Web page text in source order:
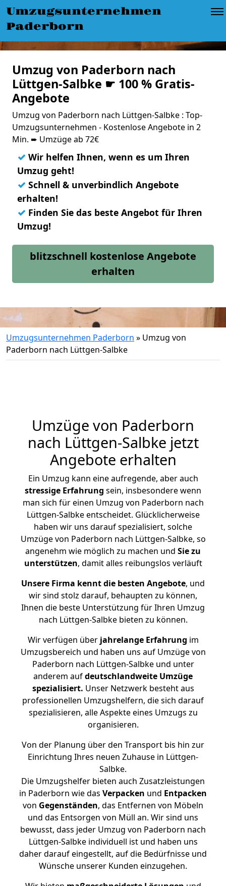
Umzugsunternehmen
Paderborn
Umzug von Paderborn nach
Lüttgen-Salbke ☛ 100 % Gratis-
Angebote
Umzug von Paderborn nach Lüttgen-Salbke : Top-
Umzugsunternehmen - Kostenlose Angebote in 2
Min. ➨ Umzüge ab 72€
✓ Wir helfen Ihnen, wenn es um Ihren
Umzug geht!
✓ Schnell & unverbindlich Angebote
erhalten!
✓ Finden Sie das beste Angebot für Ihren
Umzug!
blitzschnell kostenlose Angebote
erhalten
Umzugsunternehmen Paderborn » Umzug von
Paderborn nach Lüttgen-Salbke
Umzüge von Paderborn
nach Lüttgen-Salbke jetzt
Angebote erhalten
Ein Umzug kann eine aufregende, aber auch
stressige Erfahrung sein, insbesondere wenn
man sich für einen Umzug von Paderborn nach
Lüttgen-Salbke entscheidet. Glücklicherweise
haben wir uns darauf spezialisiert, solche
Umzüge von Paderborn nach Lüttgen-Salbke, so
angenehm wie möglich zu machen und Sie zu
unterstützen, damit alles reibungslos verläuft
Unsere Firma kennt die besten Angebote, und
wir sind stolz darauf, behaupten zu können,
Ihnen die beste Unterstützung für Ihren Umzug
nach Lüttgen-Salbke bieten zu können.
Wir verfügen überjahrelange Erfahrung im
Umzugsbereich und haben uns auf Umzüge von
Paderborn nach Lüttgen-Salbke und unter
anderem aufdeutschlandweite Umzüge
spezialisiert. Unser Netzwerk besteht aus
professionellen Umzugshelfern, die sich darauf
spezialisieren, alle Aspekte eines Umzugs zu
organisieren.
Von der Planung über den Transport bis hin zur
Einrichtung Ihres neuen Zuhause in Lüttgen-
Salbke.
Die Umzugshelfer bieten auch Zusatzleistungen
in Paderborn wie das Verpacken und Entpacken
von Gegenständen, das Entfernen von Möbeln
und das Entsorgen von Müll an. Wir sind uns
bewusst, dass jeder Umzug von Paderborn nach
Lüttgen-Salbke individuell ist und haben uns
daher darauf eingestellt, auf die Bedürfnisse und
Wünsche unserer Kunden einzugehen.